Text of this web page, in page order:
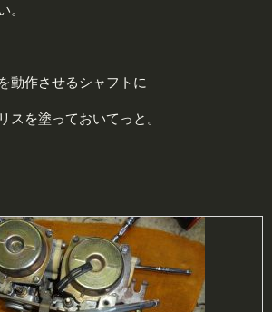
。
動作させるシャフトに
スを塗っておいてっと。